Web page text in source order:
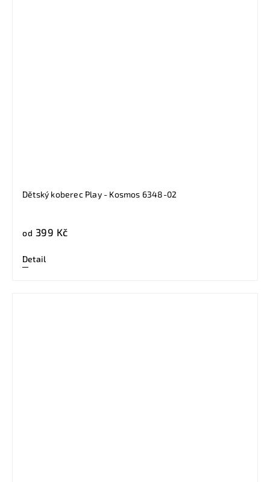
Dětský koberec Play - Kosmos 6348-02
od 399 Kč
Detail